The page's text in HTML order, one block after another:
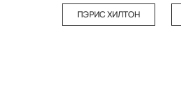
ПЭРИС ХИЛТОН